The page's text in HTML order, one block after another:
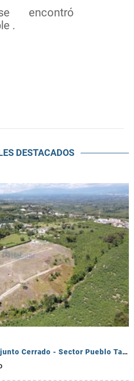
encontró
.
DESTACADOS
Se Venden Lotes en Conjunto Cerrado - Sector Pueblo Tapado